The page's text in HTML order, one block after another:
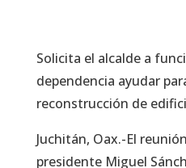
Solicita el alcalde a
dependencia ayudar
reconstrucción de
Juchitán, Oax.-El
presidente Miguel